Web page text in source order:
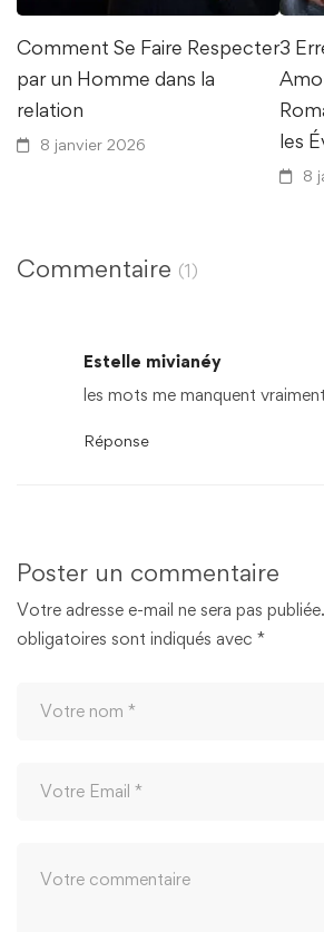
Comment Se Faire Respecter
par un Homme dans la
relation
8 janvier 2026
3
les
8
Commentaire (1)
Estelle mivianéy
les mots me manquent vraiment
Réponse
Poster un commentaire
Votre adresse e-mail ne sera pas publiée.
obligatoires sont indiqués avec *